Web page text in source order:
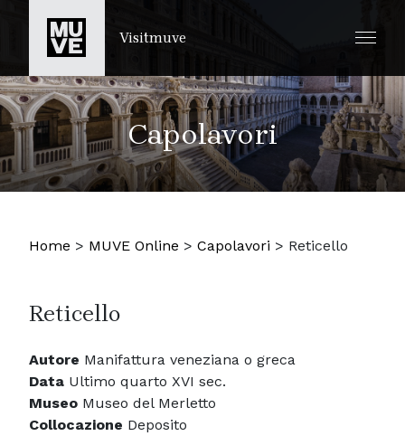
SALTA AL CONTENUTO PRINCIPALE
Visitmuve
Capolavori
Home > MUVE Online > Capolavori > Reticello
Reticello
Autore Manifattura veneziana o greca
Data Ultimo quarto XVI sec.
Museo Museo del Merletto
Collocazione Deposito